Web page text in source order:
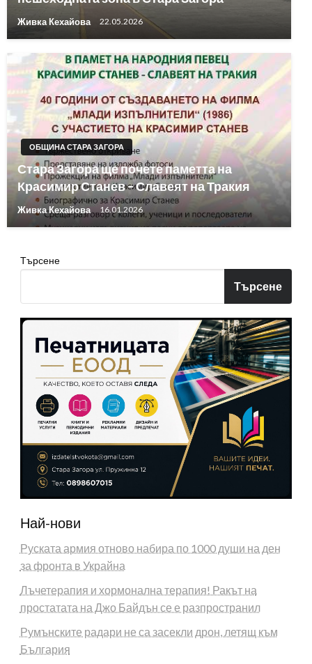
Живка Кехайова 22.05.2026
ОБЩИНА СТАРА ЗАГОРА
Стара Загора ще почете паметта на
Красимир Станев – Славеят на Тракия
Живка Кехайова 16.01.2026
Търсене
Търсене
Най-нови
Руската армия отново набира по 1000 души на ден
за фронта в Украйна
Лъчетерапия и хормонална терапия! Ракът на
простатата на Джо Байдън се е разпространил
Румънските радари не са засекли дрон, летящ към
България